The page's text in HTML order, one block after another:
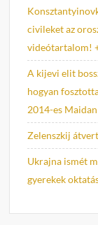
civileket az
videótartalom!
A kijevi elit
hogyan
2014-es
Zelenszkij
Ukrajna ismét
gyerekek